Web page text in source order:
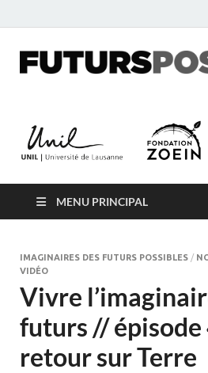
Futurs
MENU PRINCIPAL
IMAGINAIRES DES FUTURS POSSIBLES /
VIDÉO
Vivre
futurs // épisode
retour sur Terre